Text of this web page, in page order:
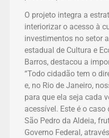
O projeto integra a
interiorizar o acesso à
investimentos no setor
estadual de Cultura e
Barros, destacou a
“Todo cidadão tem o
e, no Rio de Janeiro,
para que ela seja cada
acessível. Este é o
São Pedro da Aldeia,
Governo Federal,